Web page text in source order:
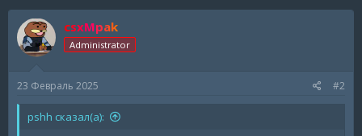
csxMpak
Administrator
23 Февраль 2025 #2
pshh сказал(а):